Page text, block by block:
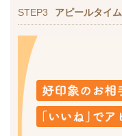
STEP3 アピールタイム